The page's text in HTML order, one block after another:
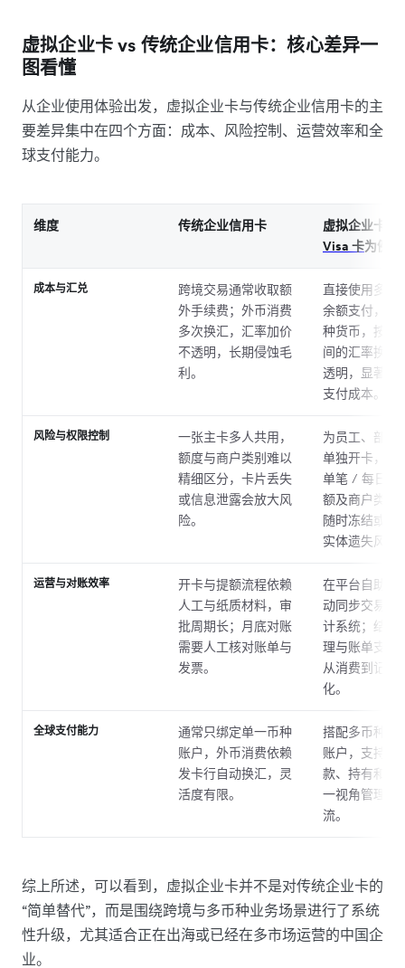
虚拟企业卡 vs 传统企业信用卡：核心差异一
图看懂
从企业使用体验出发，虚拟企业卡与传统企业信用卡的主
要差异集中在四个方面：成本、风险控制、运营效率和全
球支付能力。
维度 传统企业信用卡
虚拟企业卡：
Visa 卡为例
成本与汇兑
跨境交易通常收取额
外手续费；外币消费
多次换汇，汇率加价
不透明，长期侵蚀毛
利。
直接使用多币
余额支付，支
种货币，按接
间的汇率换汇
透明，显著降
支付成本。
风险与权限控制
一张主卡多人共用，
额度与商户类别难以
精细区分，卡片丢失
或信息泄露会放大风
险。
为员工、部门
单独开卡，支
单笔 / 每日 /
额及商户类别
随时冻结或注
实体遗失风险
运营与对账效率
开卡与提额流程依赖
人工与纸质材料，审
批周期长；月底对账
需要人工核对账单与
发票。
在平台自助开
动同步交易明
计系统；结合
理与账单支付
从消费到记账
化。
全球支付能力
通常只绑定单一币种
账户，外币消费依赖
发卡行自动换汇，灵
活度有限。
搭配多币种全
账户，支持同
款、持有和支
一视角管理全
流。
综上所述，可以看到，虚拟企业卡并不是对传统企业卡的
“简单替代”，而是围绕跨境与多币种业务场景进行了系统
性升级，尤其适合正在出海或已经在多市场运营的中国企
业。